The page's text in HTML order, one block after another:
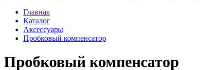
Главная
Каталог
Аксессуары
Пробковый компенсатор
Пробковый компенсатор